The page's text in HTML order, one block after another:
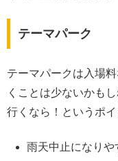
テーマパーク
テーマパークは入場
くことは少ないかも
行くなら！というポイ
雨天中止になりや